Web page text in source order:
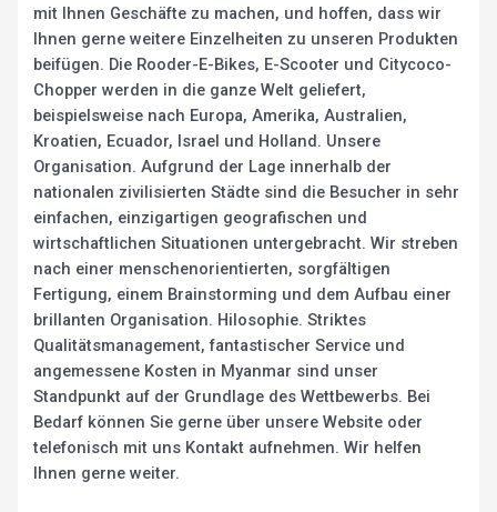
mit Ihnen Geschäfte zu machen, und hoffen, dass wir
Ihnen gerne weitere Einzelheiten zu unseren Produkten
beifügen. Die Rooder-E-Bikes, E-Scooter und Citycoco-
Chopper werden in die ganze Welt geliefert,
beispielsweise nach Europa, Amerika, Australien,
Kroatien, Ecuador, Israel und Holland. Unsere
Organisation. Aufgrund der Lage innerhalb der
nationalen zivilisierten Städte sind die Besucher in sehr
einfachen, einzigartigen geografischen und
wirtschaftlichen Situationen untergebracht. Wir streben
nach einer menschenorientierten, sorgfältigen
Fertigung, einem Brainstorming und dem Aufbau einer
brillanten Organisation. Hilosophie. Striktes
Qualitätsmanagement, fantastischer Service und
angemessene Kosten in Myanmar sind unser
Standpunkt auf der Grundlage des Wettbewerbs. Bei
Bedarf können Sie gerne über unsere Website oder
telefonisch mit uns Kontakt aufnehmen. Wir helfen
Ihnen gerne weiter.